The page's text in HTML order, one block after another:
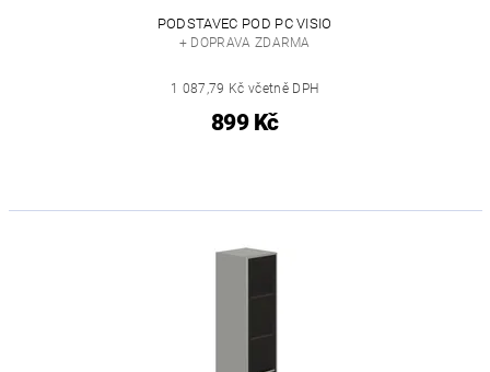
PODSTAVEC POD PC VISIO
+ DOPRAVA ZDARMA
1 087,79 Kč včetně DPH
899 Kč